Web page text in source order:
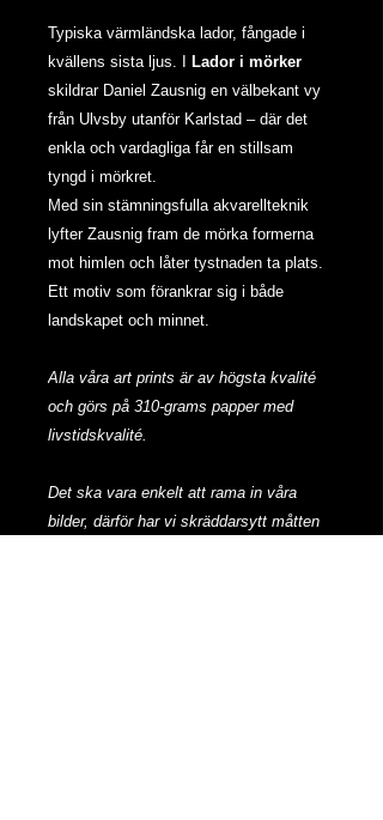
Typiska värmländska lador, fångade i
kvällens sista ljus. I
Lador i mörker
skildrar Daniel Zausnig en välbekant vy
från Ulvsby utanför Karlstad – där det
enkla och vardagliga får en stillsam
tyngd i mörkret.
Med sin stämningsfulla akvarellteknik
lyfter Zausnig fram de mörka formerna
mot himlen och låter tystnaden ta plats.
Ett motiv som förankrar sig i både
landskapet och minnet.
Alla våra art prints är av högsta kvalité
och görs på 310-grams papper med
livstidskvalité.
Det ska vara enkelt att rama in våra
bilder, därför har vi skräddarsytt måtten